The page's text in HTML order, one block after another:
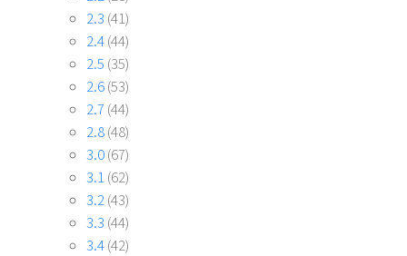
2.3 (41)
2.4(44)
2.5 (35)
2.6(53)
2.7 (44)
2.8(48)
3.0(67)
3.1 (62)
3.2 (43)
3.3 (44)
3.4(42)